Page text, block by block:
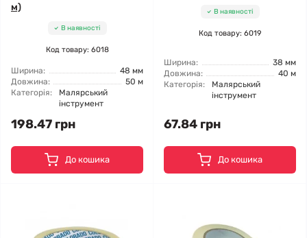
м)
В наявності
Код товару: 6018
Ширина:
48 мм
Довжина:
50 м
Категорія:
Малярський
інструмент
198.47 грн
До кошика
В наявності
Код товару: 6019
Ширина:
38 мм
Довжина:
40 м
Категорія:
Малярський
інструмент
67.84 грн
До кошика